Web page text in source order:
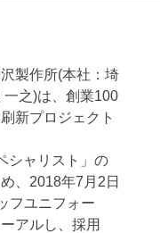
製作所(本社：埼
之)は、創業100
新プロジェクト
シャリスト」の
、2018年7月2日
フユニフォー
アルし、採用